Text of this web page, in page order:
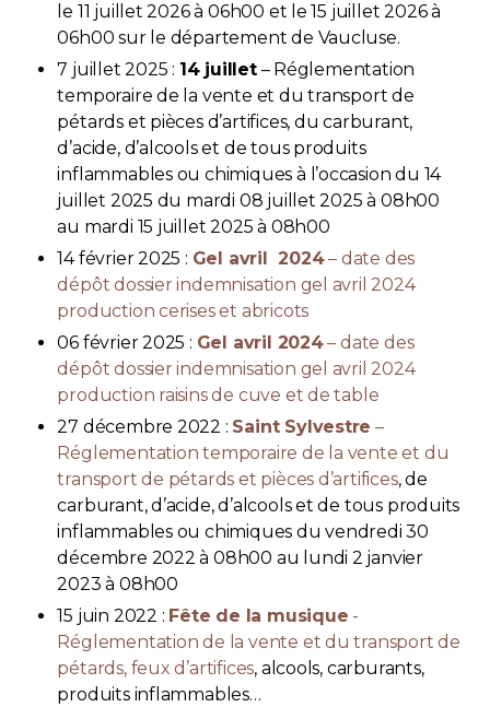
le 11 juillet 2026 à 06h00 et le 15 juillet 2026 à
06h00 sur le département de Vaucluse.
7 juillet 2025 : 14 juillet– Réglementation
temporaire de la vente et du transport de
pétards et pièces d’artifices, du carburant,
d’acide, d’alcools et de tous produits
inflammables ou chimiques à l’occasion du 14
juillet 2025 du mardi 08 juillet 2025 à 08h00
au mardi 15 juillet 2025 à 08h00
14 février 2025 : Gel avril 2024– date des
dépôt dossier indemnisation gel avril 2024
production cerises et abricots
06 février 2025 : Gel avril 2024– date des
dépôt dossier indemnisation gel avril 2024
production raisins de cuve et de table
27 décembre 2022 : Saint Sylvestre –
Réglementation temporaire de la vente et du
transport de pétards et pièces d’artifices, de
carburant, d’acide, d’alcools et de tous produits
inflammables ou chimiques du vendredi 30
décembre 2022 à 08h00 au lundi 2 janvier
2023 à 08h00
15 juin 2022 : Fête de la musique -
Réglementation de la vente et du transport de
pétards, feux d’artifices, alcools, carburants,
produits inflammables…